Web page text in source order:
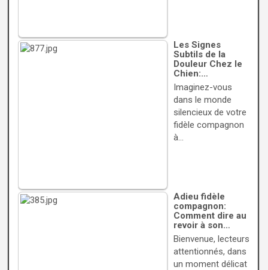
Les Signes
Subtils de la
Douleur Chez le
Chien:…
Imaginez-vous
dans le monde
silencieux de votre
fidèle compagnon
à…
Adieu fidèle
compagnon:
Comment dire au
revoir à son…
Bienvenue, lecteurs
attentionnés, dans
un moment délicat